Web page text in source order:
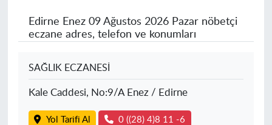
Edirne Enez09 Ağustos 2026 Pazar nöbetçi
eczane adres, telefon ve konumları
SAĞLIK ECZANESİ
Kale Caddesi, No:9/A Enez / Edirne
Yol Tarifi Al 0 ((28) 4)8 11 -6